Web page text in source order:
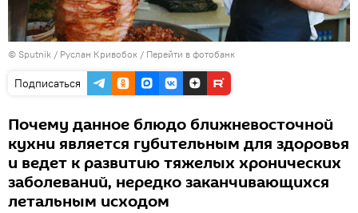
© Sputnik / Руслан Кривобок / Перейти в фотобанк
Подписаться
Почему данное блюдо ближневосточной
кухни является губительным для здоровья
и ведет к развитию тяжелых хронических
заболеваний, нередко заканчивающихся
летальным исходом